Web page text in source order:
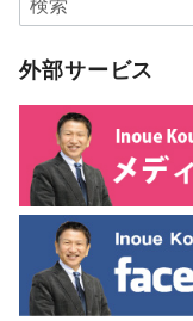
外部サービス